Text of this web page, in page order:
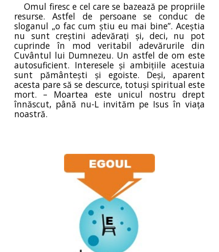
Omul firesc e cel care se bazează pe propriile
resurse. Astfel de persoane se conduc de
sloganul „o fac cum știu eu mai bine”. Aceștia
nu sunt creștini adevărați și, deci, nu pot
cuprinde în mod veritabil adevărurile din
Cuvântul lui Dumnezeu. Un astfel de om este
autosuficient. Interesele și ambițiile acestuia
sunt pământești și egoiste. Deși, aparent
acesta pare să se descurce, totuși spiritual este
mort. – Moartea este unicul nostru drept
înnăscut, până nu-L invităm pe Isus în viața
noastră.